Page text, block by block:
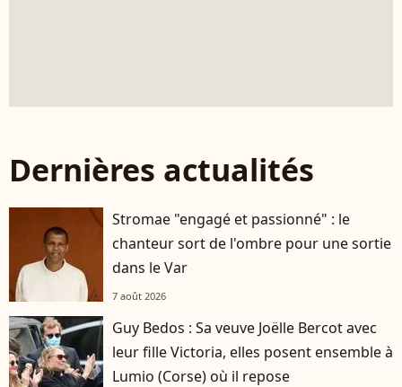
Dernières actualités
Stromae "engagé et passionné" : le
chanteur sort de l'ombre pour une sortie
dans le Var
7 août 2026
Guy Bedos : Sa veuve Joëlle Bercot avec
leur fille Victoria, elles posent ensemble à
Lumio (Corse) où il repose